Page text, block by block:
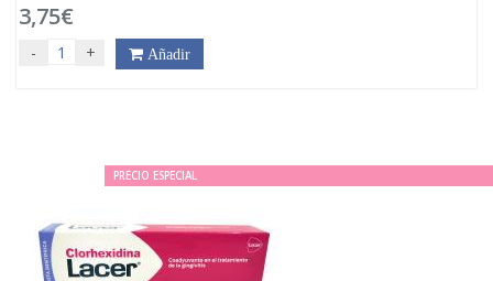
3,75€
- + Añadir
PRECIO ESPECIAL